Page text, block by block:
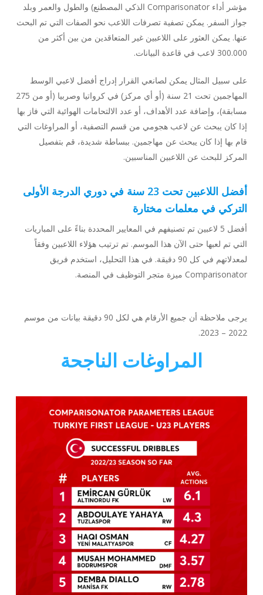
مؤشر أداء Comparisonator الذكي المصطنع) والطول والعمر وبلد
جواز السفر. يمكن تصفية تصرفات اللاعب نحو الصفات التي تم البحث
عنها. يمكن العثور على اللاعبين غير المتعاقدين من بين أكثر من
300.000 لاعب في قاعدة البيانات.
على سبيل المثال يمكن لصانعي القرار إدراج أفضل لاعبي الوسط
المهاجمين تحت 21 سنة (أو أي مركز) في كرواتيا وصربيا (أو من 275
مسابقة)، وإضافة عدد الأهداف، أو عدد الالتحامات الهوائية التي فاز بها
إذا كان يبحث عن لاعب هجومي من قسم التصفية، أو المراوغات التي
قام بها إذا كان يبحث عن مهاجمين. ببساطة شديدة، قم بتفصيل
المركز للبحث عن اللاعبين المناسبين.
أفضل اللاعبين تحت 23 سنة في دوري الدرجة الأولى
التركي في معلمات مختارة
أفضل 5 لاعبين تم تصنيفهم في المعايير المحددة بناءً على المباريات
التي تم لعبها حتى الآن هذا الموسم. تم ترتيب هؤلاء اللاعبين وفقاً
لمعدلاتهم في كل 90 دقيقة. في هذا التحليل، استخدم فريق
Comparisonator ميزة متجر التوظيف في المنصة.
يرجى ملاحظة أن جميع الأرقام هي لكل 90 دقيقة بيانات من موسم
2022 – 2023.
المراوغات الناجحة